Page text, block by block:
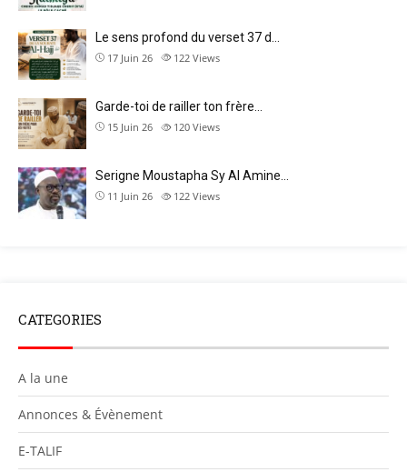
Le sens profond du verset 37 d…
17 Juin 26 122 Views
Garde-toi de railler ton frère…
15 Juin 26 120 Views
Serigne Moustapha Sy Al Amine…
11 Juin 26 122 Views
CATEGORIES
A la une
Annonces & Évènement
E-TALIF